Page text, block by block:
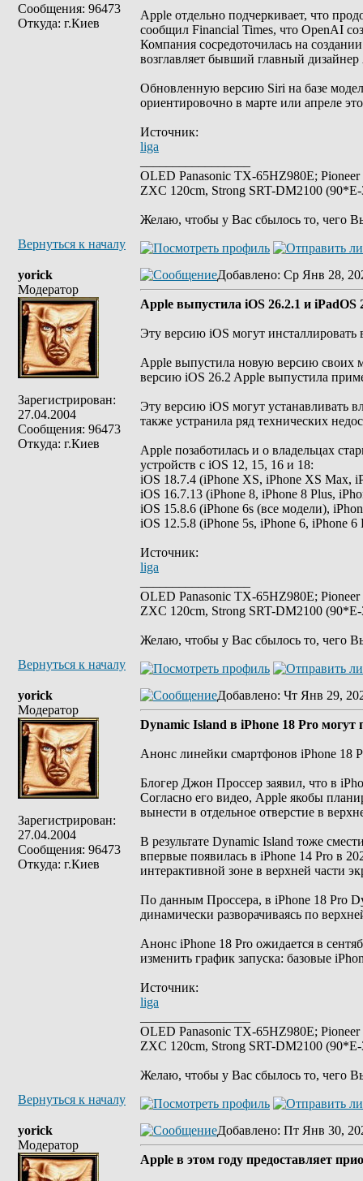
Сообщения: 96473
Откуда: г.Киев
Apple отдельно подчеркивает, что
сообщил Financial Times, что OpenAI
Компания сосредоточилась на
возглавляет бывший главный
Обновленную версию Siri на базе
ориентировочно в марте или апреле
Источник:
liga
OLED Panasonic TX-65HZ980E;
ZXC 120cm, Strong SRT-DM2100
Желаю, чтобы у Вас сбылось то, чего
Вернуться к началу
yorick
Модератор
Зарегистрирован:
27.04.2004
Сообщения: 96473
Откуда: г.Киев
Добавлено: Ср Янв 28,
Apple выпустила iOS 26.2.1 и
Эту версию iOS могут
Apple выпустила новую версию своих
версию iOS 26.2 Apple выпустила
Эту версию iOS могут устанавливать
также устранила ряд технических
Apple позаботилась и о владельцах
устройств с iOS 12, 15, 16 и 18:
iOS 18.7.4 (iPhone XS, iPhone XS Max,
iOS 16.7.13 (iPhone 8, iPhone 8 Plus,
iOS 15.8.6 (iPhone 6s (все модели),
iOS 12.5.8 (iPhone 5s, iPhone 6, iPhone 6
Источник:
liga
OLED Panasonic TX-65HZ980E;
ZXC 120cm, Strong SRT-DM2100
Желаю, чтобы у Вас сбылось то, чего
Вернуться к началу
yorick
Модератор
Зарегистрирован:
27.04.2004
Сообщения: 96473
Откуда: г.Киев
Добавлено: Чт Янв 29,
Dynamic Island в iPhone 18 Pro могут
Анонс линейки смартфонов iPhone 18
Блогер Джон Проссер заявил, что в
Согласно его видео, Apple якобы
вынести в отдельное отверстие в
В результате Dynamic Island тоже
впервые появилась в iPhone 14 Pro в
интерактивной зоне в верхней части
По данным Проссера, в iPhone 18 Pro
динамически разворачиваясь по
Анонс iPhone 18 Pro ожидается в
изменить график запуска: базовые
Источник:
liga
OLED Panasonic TX-65HZ980E;
ZXC 120cm, Strong SRT-DM2100
Желаю, чтобы у Вас сбылось то, чего
Вернуться к началу
yorick
Модератор
Добавлено: Пт Янв 30,
Apple в этом году предоставляет